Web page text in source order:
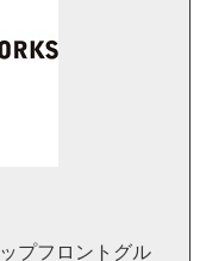
プフロントグル